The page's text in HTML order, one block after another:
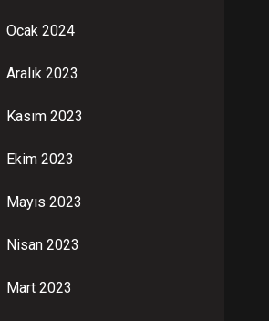
Ocak 2024
Aralık 2023
Kasım 2023
Ekim 2023
Mayıs 2023
Nisan 2023
Mart 2023